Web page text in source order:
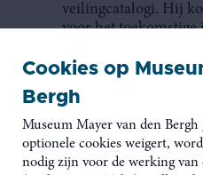
Cookies op
Bergh
Museum Mayer van den
optionele cookies weigert,
nodig zijn voor de werking van
veilingcatalogi. Hij
voor het
bijzondere interieur
hij een
niet.